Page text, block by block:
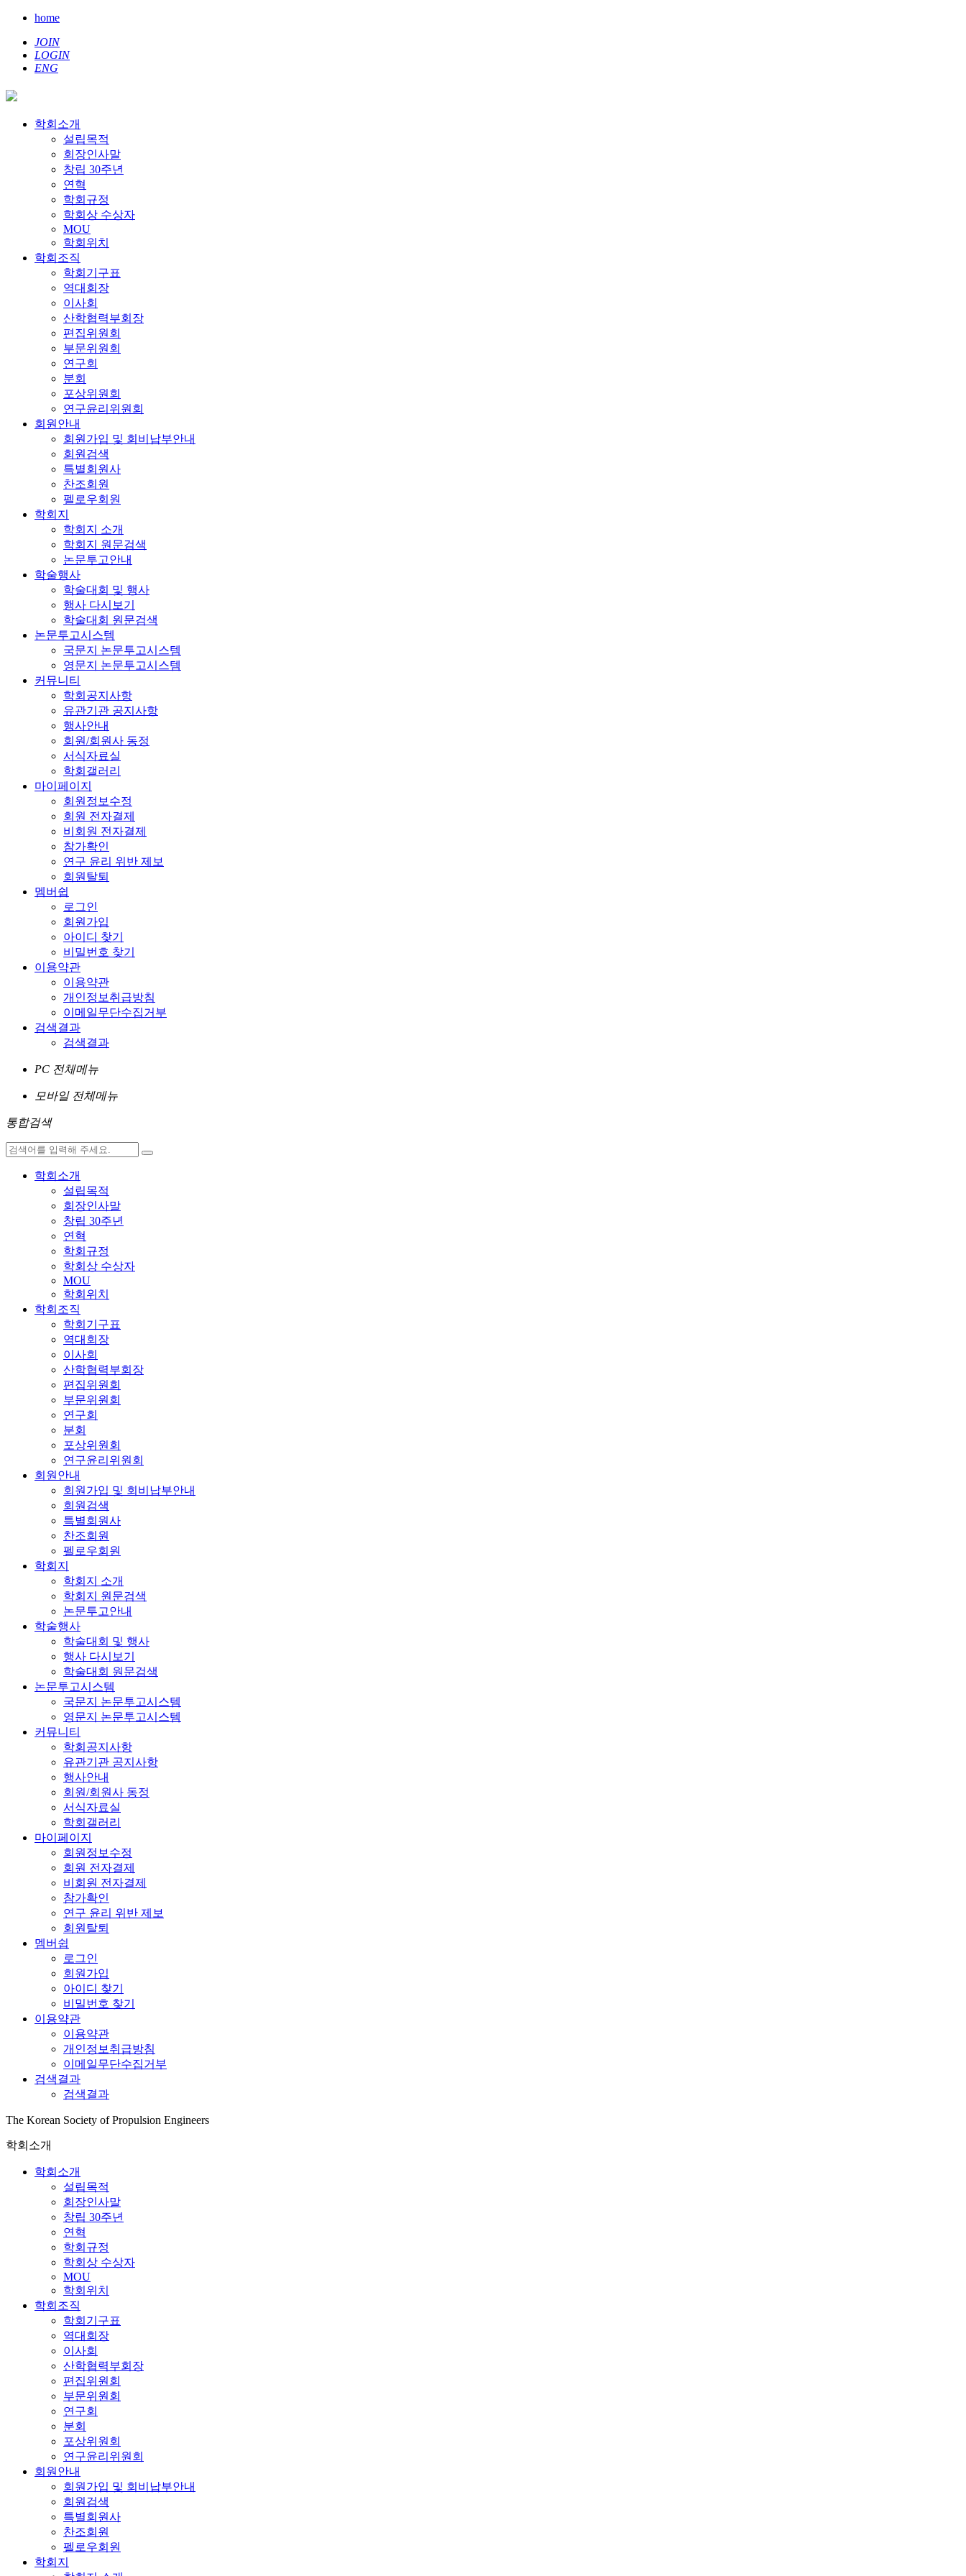
home
JOIN
LOGIN
ENG
학회소개
설립목적
회장인사말
창립 30주년
연혁
학회규정
학회상 수상자
MOU
학회위치
학회조직
학회기구표
역대회장
이사회
산학협력부회장
편집위원회
부문위원회
연구회
분회
포상위원회
연구윤리위원회
회원안내
회원가입 및 회비납부안내
회원검색
특별회원사
찬조회원
펠로우회원
학회지
학회지 소개
학회지 원문검색
논문투고안내
학술행사
학술대회 및 행사
행사 다시보기
학술대회 원문검색
논문투고시스템
국문지 논문투고시스템
영문지 논문투고시스템
커뮤니티
학회공지사항
유관기관 공지사항
행사안내
회원/회원사 동정
서식자료실
학회갤러리
마이페이지
회원정보수정
회원 전자결제
비회원 전자결제
참가확인
연구 윤리 위반 제보
회원탈퇴
멤버쉽
로그인
회원가입
아이디 찾기
비밀번호 찾기
이용약관
이용약관
개인정보취급방침
이메일무단수집거부
검색결과
검색결과
PC 전체메뉴
모바일 전체메뉴
통합검색
학회소개
설립목적
회장인사말
창립 30주년
연혁
학회규정
학회상 수상자
MOU
학회위치
학회조직
학회기구표
역대회장
이사회
산학협력부회장
편집위원회
부문위원회
연구회
분회
포상위원회
연구윤리위원회
회원안내
회원가입 및 회비납부안내
회원검색
특별회원사
찬조회원
펠로우회원
학회지
학회지 소개
학회지 원문검색
논문투고안내
학술행사
학술대회 및 행사
행사 다시보기
학술대회 원문검색
논문투고시스템
국문지 논문투고시스템
영문지 논문투고시스템
커뮤니티
학회공지사항
유관기관 공지사항
행사안내
회원/회원사 동정
서식자료실
학회갤러리
마이페이지
회원정보수정
회원 전자결제
비회원 전자결제
참가확인
연구 윤리 위반 제보
회원탈퇴
멤버쉽
로그인
회원가입
아이디 찾기
비밀번호 찾기
이용약관
이용약관
개인정보취급방침
이메일무단수집거부
검색결과
검색결과
The Korean Society of Propulsion Engineers
학회소개
학회소개
설립목적
회장인사말
창립 30주년
연혁
학회규정
학회상 수상자
MOU
학회위치
학회조직
학회기구표
역대회장
이사회
산학협력부회장
편집위원회
부문위원회
연구회
분회
포상위원회
연구윤리위원회
회원안내
회원가입 및 회비납부안내
회원검색
특별회원사
찬조회원
펠로우회원
학회지